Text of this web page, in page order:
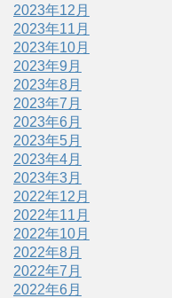
2023年12月
2023年11月
2023年10月
2023年9月
2023年8月
2023年7月
2023年6月
2023年5月
2023年4月
2023年3月
2022年12月
2022年11月
2022年10月
2022年8月
2022年7月
2022年6月